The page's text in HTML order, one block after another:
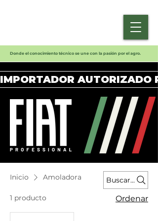
Donde el conocimiento técnico se une con la pasión por el agro.
IMPORTADOR AUTORIZADO
Inicio Amoladora
1 producto Ordenar
Buscar...